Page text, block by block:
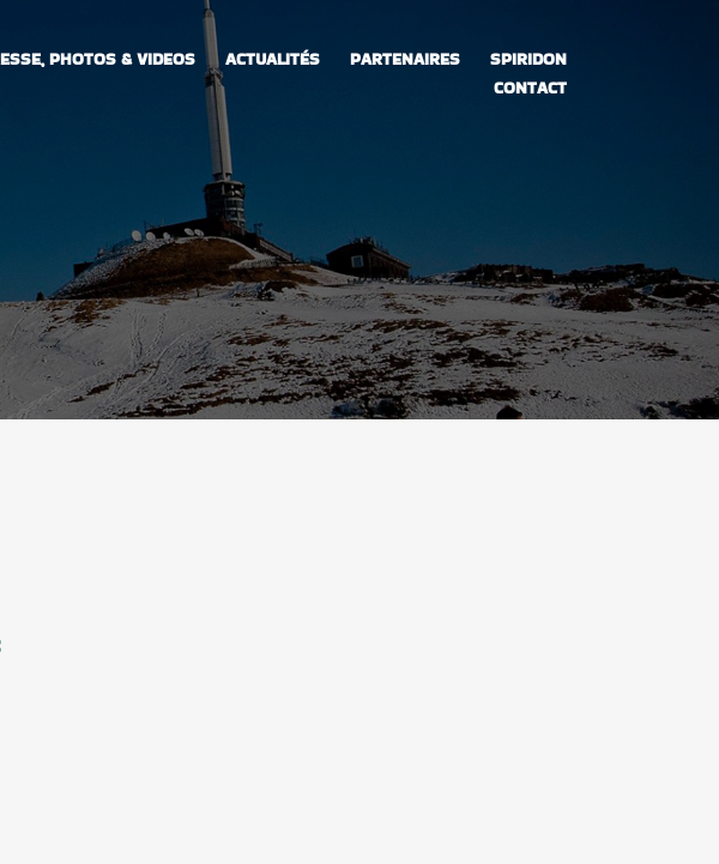
PHOTOS & VIDEOS ACTUALITÉS PARTENAIRES
SPIRIDON
CONTACT